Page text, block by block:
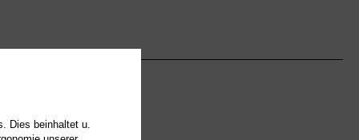
Dies beinhaltet u.